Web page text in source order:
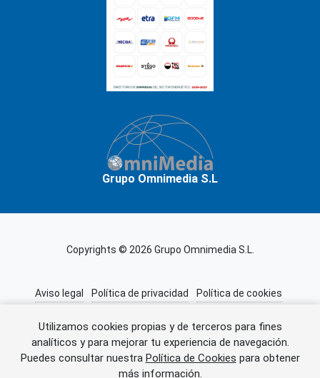
Utilizamos cookies propias y de terceros para fines
analíticos y para mejorar tu experiencia de navegación.
Puedes consultar nuestra Política de Cookies para obtener
más información.
Error al cargar el anuncio.
Grupo Omnimedia S.L
Copyrights © 2026 Grupo Omnimedia S.L.
Aviso legal Política de privacidad
Política de cookies